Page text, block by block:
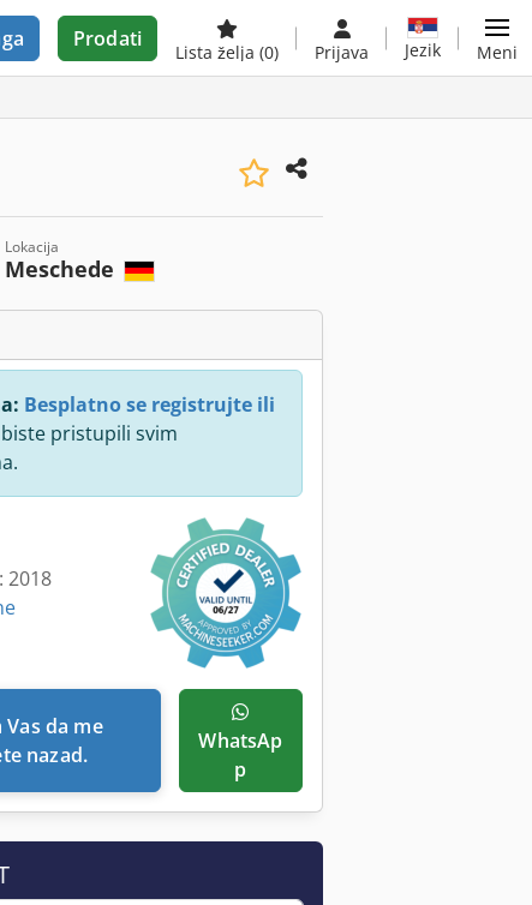
Prodati
Lista želja (0) Prijava Jezik Meni
Lokacija
Meschede
Besplatno se registrujte ili
pristupili svim
2018
nazad.
WhatsAp
p